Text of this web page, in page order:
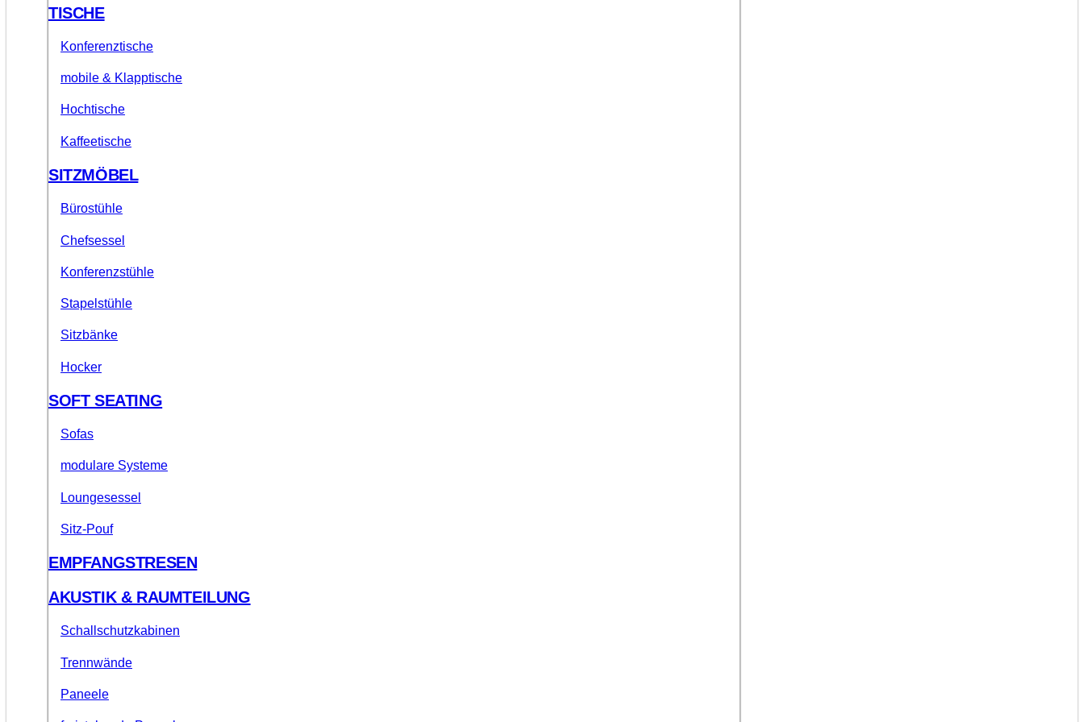
TISCHE
Konferenztische
mobile & Klapptische
Hochtische
Kaffeetische
SITZMÖBEL
Bürostühle
Chefsessel
Konferenzstühle
Stapelstühle
Sitzbänke
Hocker
SOFT SEATING
Sofas
modulare Systeme
Loungesessel
Sitz-Pouf
EMPFANGSTRESEN
AKUSTIK & RAUMTEILUNG
Schallschutzkabinen
Trennwände
Paneele